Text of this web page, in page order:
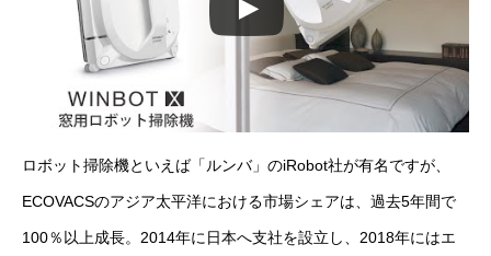
ロボット掃除機といえば「ルンバ」のiRobot社が有名ですが、
ECOVACSのアジア太平洋における市場シェアは、過去5年間で
100％以上成長。2014年に日本へ支社を設立し、2018年にはエ